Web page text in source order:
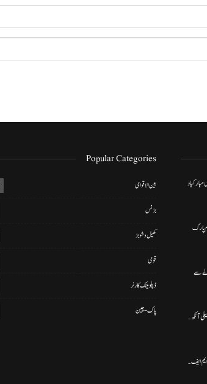
پارک
سے
آنکھ…
ایم ایف…
Popular Categories
بین الاقوامی
بزنس
کھیل و شوبز
قومی
ڈپلومیٹک کارنر
پاک-چین